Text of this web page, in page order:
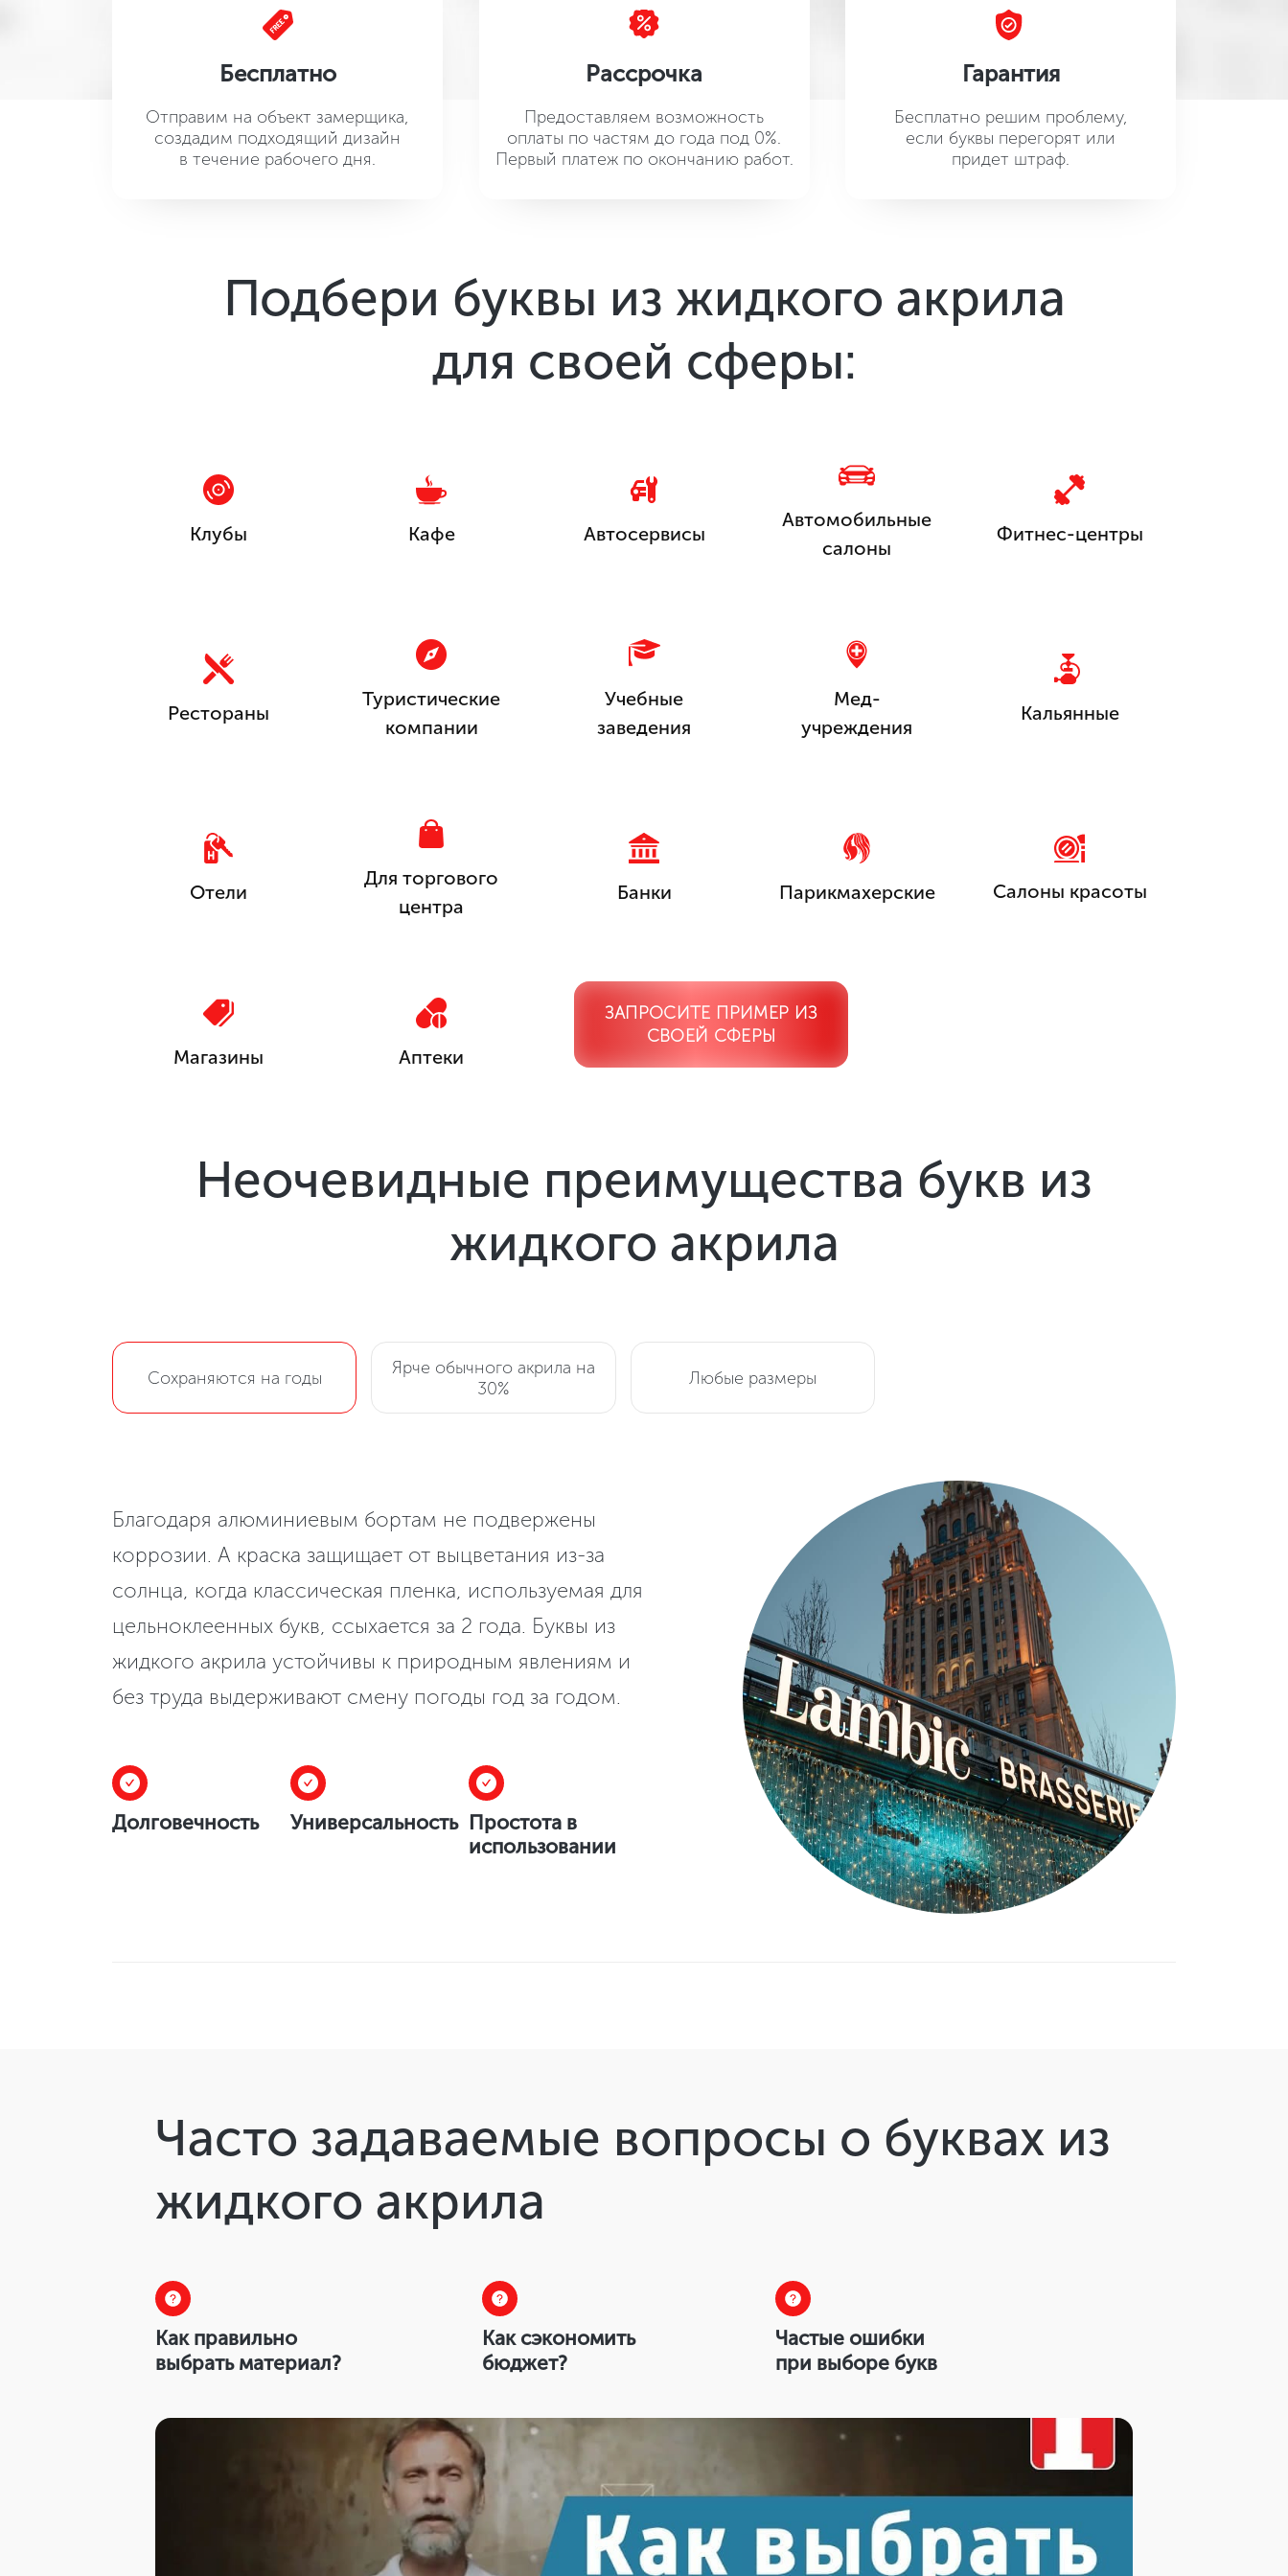
Бесплатно
Отправим на объект замерщика,
создадим подходящий дизайн
в течение рабочего дня.
Рассрочка
Предоставляем возможность
оплаты по частям до года под 0%.
Первый платеж по окончанию работ.
Гарантия
Бесплатно решим проблему,
если буквы перегорят или
придет штраф.
Подбери буквы из жидкого акрила
для своей сферы:
Клубы Кафе Автосервисы
Автомобильные
салоны
Фитнес-центры
Рестораны
Туристические
компании
Учебные
заведения
Мед-
учреждения
Кальянные
Отели
Для торгового
центра
Банки Парикмахерские Салоны красоты
Магазины Аптеки
ЗАПРОСИТЕ ПРИМЕР ИЗ
СВОЕЙ СФЕРЫ
Неочевидные преимущества букв из
жидкого акрила
Сохраняются на годы
Ярче обычного акрила на
30%
Любые размеры
Благодаря алюминиевым бортам не подвержены
коррозии. А краска защищает от выцветания из-за
солнца, когда классическая пленка, используемая для
цельноклеенных букв, ссыхается за 2 года. Буквы из
жидкого акрила устойчивы к природным явлениям и
без труда выдерживают смену погоды год за годом.
Долговечность Универсальность Простота в
использовании
Часто задаваемые вопросы о буквах из
жидкого акрила
Как правильно
выбрать материал?
Как сэкономить
бюджет?
Частые ошибки
при выборе букв